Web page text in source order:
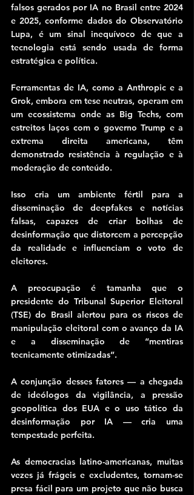
falsos gerados por IA no Brasil entre 2024
e 2025, conforme dados do Observatório
Lupa, é um sinal inequívoco de que a
tecnologia está sendo usada de forma
estratégica e política.
Ferramentas de IA, como a Anthropic e a
Grok, embora em tese neutras, operam em
um ecossistema onde as Big Techs, com
estreitos laços com o governo Trump e a
extrema direita americana, têm
demonstrado resistência à regulação e à
moderação de conteúdo.
Isso cria um ambiente fértil para a
disseminação de deepfakes e notícias
falsas, capazes de criar bolhas de
desinformação que distorcem a percepção
da realidade e influenciam o voto de
eleitores.
A preocupação é tamanha que o
presidente do Tribunal Superior Eleitoral
(TSE) do Brasil alertou para os riscos de
manipulação eleitoral com o avanço da IA
e a disseminação de “mentiras
tecnicamente otimizadas”.
A conjunção desses fatores — a chegada
de ideólogos da vigilância, a pressão
geopolítica dos EUA e o uso tático da
desinformação por IA — cria uma
tempestade perfeita.
As democracias latino-americanas, muitas
vezes já frágeis e excludentes, tornam-se
presa fácil para um projeto que não busca